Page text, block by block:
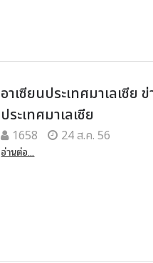
อาเซียนประเทศมาเลเซีย
ประเทศมาเลเซีย
1658 24 ส.ค. 56
อ่านต่อ...